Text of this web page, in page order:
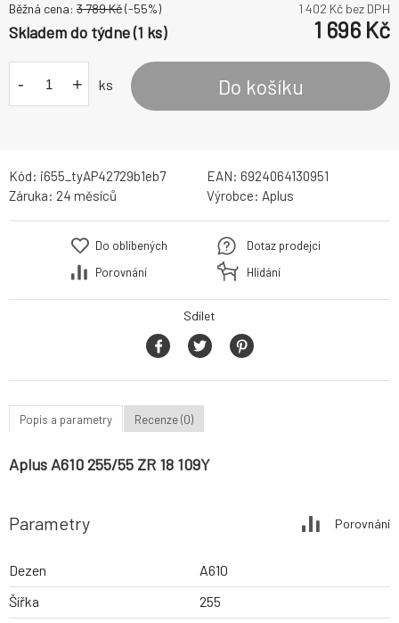
Běžná cena: 3 789Kč(-55%) 1 402 Kč bez DPH
Skladem do týdne (1 ks) 1 696 Kč
- + ks Do košíku
Kód: i655_tyAP42729b1eb7 EAN: 6924064130951
Záruka: 24 měsíců Výrobce: Aplus
Do oblíbených
Porovnání
Dotaz prodejci
Hlídání
Sdílet
Popis a parametry Recenze (0)
Aplus A610 255/55 ZR 18 109Y
Parametry Porovnání
Dezen
A610
Šířka
255